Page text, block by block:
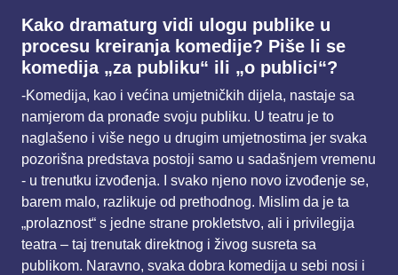
Kako dramaturg vidi ulogu publike u
procesu kreiranja komedije? Piše li se
komedija „za publiku“ ili „o publici“?
-Komedija, kao i većina umjetničkih dijela, nastaje sa
namjerom da pronađe svoju publiku. U teatru je to
naglašeno i više nego u drugim umjetnostima jer svaka
pozorišna predstava postoji samo u sadašnjem vremenu
- u trenutku izvođenja. I svako njeno novo izvođenje se,
barem malo, razlikuje od prethodnog. Mislim da je ta
„prolaznost“ s jedne strane prokletstvo, ali i privilegija
teatra – taj trenutak direktnog i živog susreta sa
publikom. Naravno, svaka dobra komedija u sebi nosi i